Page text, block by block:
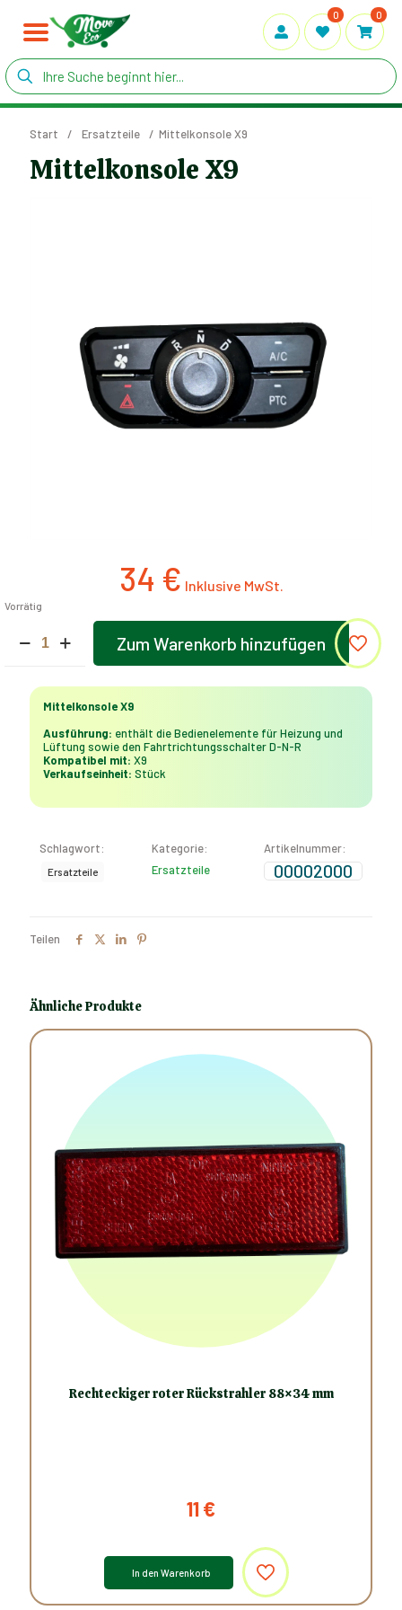
0 0
Start / Ersatzteile / Mittelkonsole X9
Mittelkonsole X9
34 €
Vorrätig
Zum Warenkorb hinzufügen
Alternative:
Mittelkonsole X9
Ausführung: enthält die Bedienelemente für Heizung und
Lüftung sowie den Fahrtrichtungsschalter D-N-R
Kompatibel mit: X9
Verkaufseinheit: Stück
Schlagwort:
Ersatzteile
Kategorie:
Ersatzteile
Artikelnummer:
00002000
Teilen
Ähnliche Produkte
Rechteckiger roter Rückstrahler 88×34 mm
11€
In den Warenkorb